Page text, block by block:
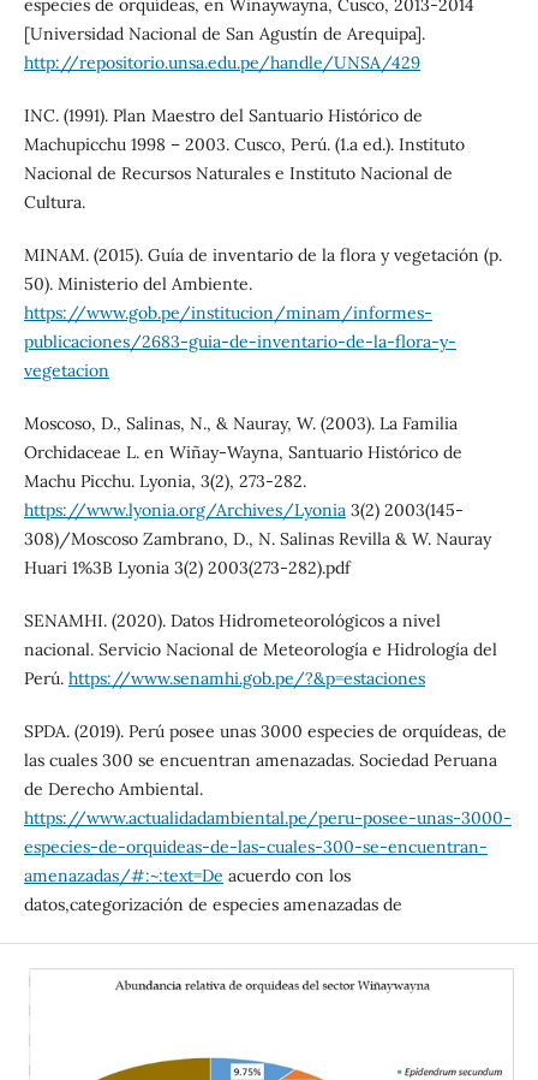
especies de orquídeas, en Winaywayna, Cusco, 2013-2014
[Universidad Nacional de San Agustín de Arequipa].
http://repositorio.unsa.edu.pe/handle/UNSA/429
INC. (1991). Plan Maestro del Santuario Histórico de
Machupicchu 1998 – 2003. Cusco, Perú. (1.a ed.). Instituto
Nacional de Recursos Naturales e Instituto Nacional de
Cultura.
MINAM. (2015). Guía de inventario de la flora y vegetación (p.
50). Ministerio del Ambiente.
https://www.gob.pe/institucion/minam/informes-
publicaciones/2683-guia-de-inventario-de-la-flora-y-
vegetacion
Moscoso, D., Salinas, N., & Nauray, W. (2003). La Familia
Orchidaceae L. en Wiñay-Wayna, Santuario Histórico de
Machu Picchu. Lyonia, 3(2), 273-282.
https://www.lyonia.org/Archives/Lyonia3(2) 2003(145-
308)/Moscoso Zambrano, D., N. Salinas Revilla & W. Nauray
Huari 1%3B Lyonia 3(2) 2003(273-282).pdf
SENAMHI. (2020). Datos Hidrometeorológicos a nivel
nacional. Servicio Nacional de Meteorología e Hidrología del
Perú. https://www.senamhi.gob.pe/?&p=estaciones
SPDA. (2019). Perú posee unas 3000 especies de orquídeas, de
las cuales 300 se encuentran amenazadas. Sociedad Peruana
de Derecho Ambiental.
https://www.actualidadambiental.pe/peru-posee-unas-3000-
especies-de-orquideas-de-las-cuales-300-se-encuentran-
amenazadas/#:~:text=De acuerdo con los
datos,categorización de especies amenazadas de